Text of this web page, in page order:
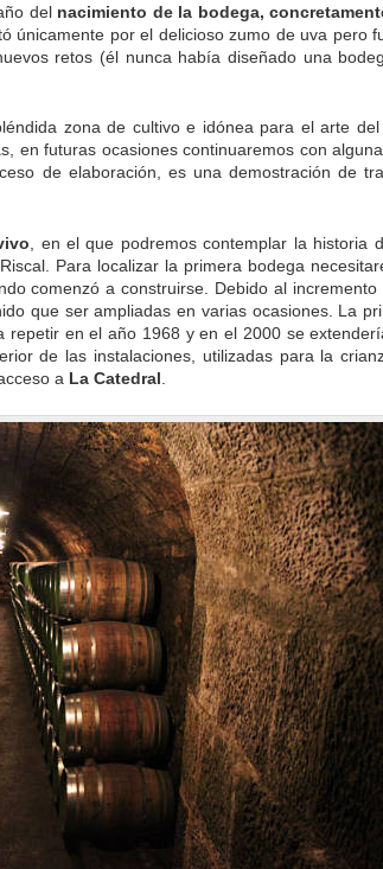
del nacimiento de la bodega,
únicamente por el delicioso zumo de uva pero
retos (él nunca había diseñado una
zona de cultivo e idónea para el arte del
en futuras ocasiones continuaremos con
de elaboración, es una demostración de
, en el que podremos contemplar la historia
Para localizar la primera bodega
comenzó a construirse. Debido al incremento
que ser ampliadas en varias ocasiones. La
repetir en el año 1968 y en el 2000 se
de las instalaciones, utilizadas para la
a La Catedral